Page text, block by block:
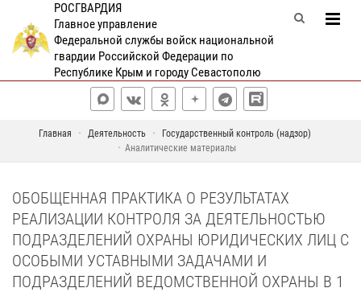
РОСГВАРДИЯ
Главное управление
Федеральной службы войск национальной
гвардии Российской Федерации по
Республике Крым и городу Севастополю
Главная Деятельность
Государственный контроль (надзор)
Аналитические материалы
ОБОБЩЕННАЯ ПРАКТИКА О РЕЗУЛЬТАТАХ
РЕАЛИЗАЦИИ КОНТРОЛЯ ЗА ДЕЯТЕЛЬНОСТЬЮ
ПОДРАЗДЕЛЕНИЙ ОХРАНЫ ЮРИДИЧЕСКИХ ЛИЦ С
ОСОБЫМИ УСТАВНЫМИ ЗАДАЧАМИ И
ПОДРАЗДЕЛЕНИЙ ВЕДОМСТВЕННОЙ ОХРАНЫ В 1